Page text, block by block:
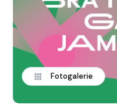
Fotogalerie